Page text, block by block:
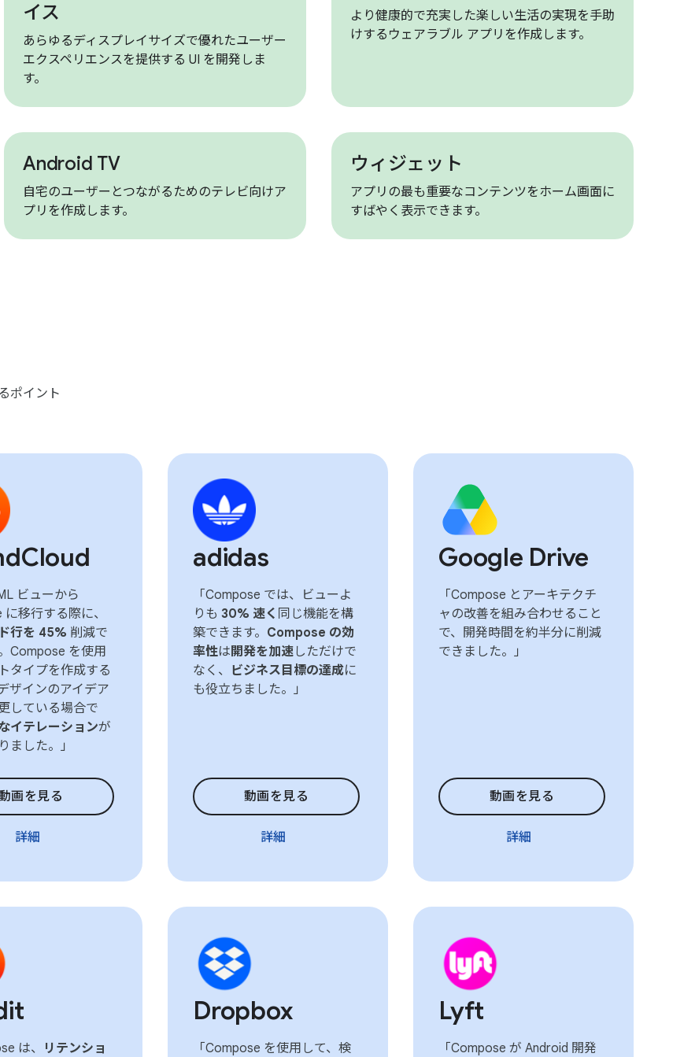
イス
あらゆるディスプレイサイズで優れたユーザー
エクスペリエンスを提供する UI を開発しま
す。
より健康的で充実した楽しい生活の実現を手助
けするウェアラブル アプリを作成します。
Android TV
自宅のユーザーとつながるためのテレビ向けア
プリを作成します。
ウィジェット
アプリの最も重要なコンテンツをホーム画面に
すばやく表示できます。
ポイント
ビューから
移行する際に、
行を 45% 削減で
Compose を使用
タイプを作成する
ザインのアイデア
している場合で
イテレーションが
ました。」
画を見る
詳細
adidas
「Compose では、ビューよ
りも 30% 速く 同じ機能を構
築できます。 Compose の効
率性は 開発を加速 しただけで
なく、 ビジネス目標の達成に
も役立ちました。」
動画を見る
詳細
Google Drive
「Compose とアーキテクチ
ャの改善を組み合わせること
で、開発時間を約半分に削減
できました。」
動画を見る
詳細
は、
リテンショ
Dropbox
「Compose を使用して、検
Lyft
「Compose が Android 開発